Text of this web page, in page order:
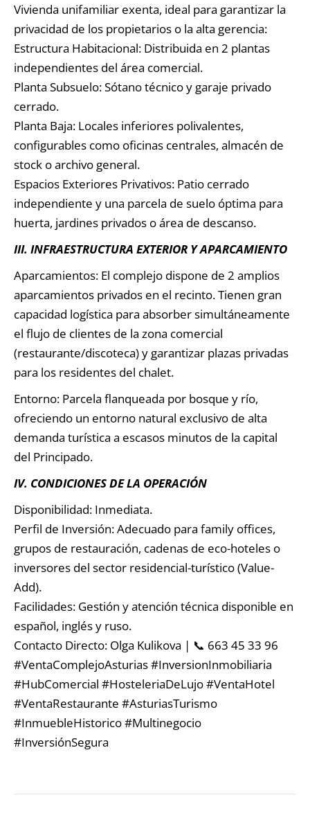
Vivienda unifamiliar exenta, ideal para garantizar la
privacidad de los propietarios o la alta gerencia:
Estructura Habitacional: Distribuida en 2 plantas
independientes del área comercial.
Planta Subsuelo: Sótano técnico y garaje privado
cerrado.
Planta Baja: Locales inferiores polivalentes,
configurables como oficinas centrales, almacén de
stock o archivo general.
Espacios Exteriores Privativos: Patio cerrado
independiente y una parcela de suelo óptima para
huerta, jardines privados o área de descanso.
III. INFRAESTRUCTURA EXTERIOR Y APARCAMIENTO
Aparcamientos: El complejo dispone de 2 amplios
aparcamientos privados en el recinto. Tienen gran
capacidad logística para absorber simultáneamente
el flujo de clientes de la zona comercial
(restaurante/discoteca) y garantizar plazas privadas
para los residentes del chalet.
Entorno: Parcela flanqueada por bosque y río,
ofreciendo un entorno natural exclusivo de alta
demanda turística a escasos minutos de la capital
del Principado.
IV. CONDICIONES DE LA OPERACIÓN
Disponibilidad: Inmediata.
Perfil de Inversión: Adecuado para family offices,
grupos de restauración, cadenas de eco-hoteles o
inversores del sector residencial-turístico (Value-
Add).
Facilidades: Gestión y atención técnica disponible en
español, inglés y ruso.
Contacto Directo: Olga Kulikova | 📞 663 45 33 96
#VentaComplejoAsturias #InversionInmobiliaria
#HubComercial #HosteleriaDeLujo #VentaHotel
#VentaRestaurante #AsturiasTurismo
#InmuebleHistorico #Multinegocio
#InversiónSegura